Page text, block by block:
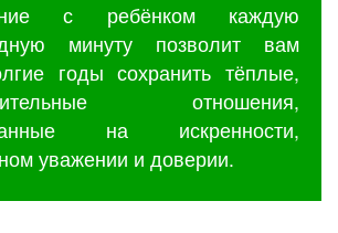
с ребёнком каждую
минуту позволит вам
годы сохранить тёплые,
отношения,
на искренности,
уважении и доверии.